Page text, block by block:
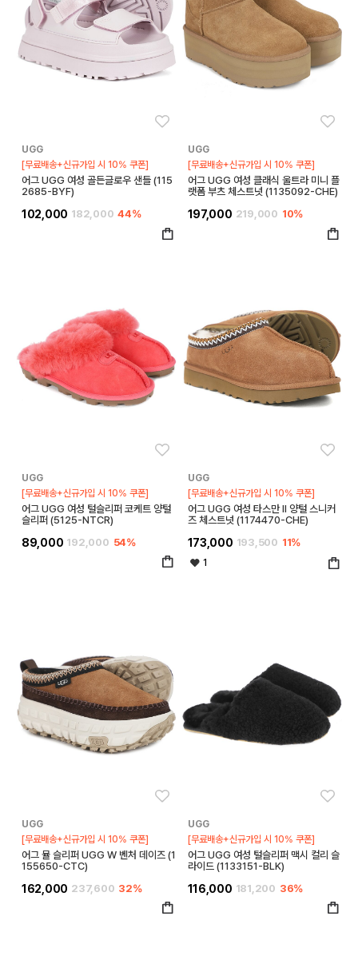
UGG
[무료배송+신규가입 시 10% 쿠폰]
어그 UGG 여성 골든글로우 샌들 (115
2685-BYF)
102,000 182,000 44%
UGG
[무료배송+신규가입 시 10% 쿠폰]
어그 UGG 여성 클래식 울트라 미니 플
랫폼 부츠 체스트넛 (1135092-CHE)
197,000 219,000 10%
UGG
[무료배송+신규가입 시 10% 쿠폰]
어그 UGG 여성 털슬리퍼 코케트 양털
슬리퍼 (5125-NTCR)
89,000 192,000 54%
UGG
[무료배송+신규가입 시 10% 쿠폰]
어그 UGG 여성 타스만 II 양털 스니커
즈 체스트넛 (1174470-CHE)
173,000 193,500 11%
1
UGG
[무료배송+신규가입 시 10% 쿠폰]
어그 뮬 슬리퍼 UGG W 벤처 데이즈 (1
155650-CTC)
162,000 237,600 32%
UGG
[무료배송+신규가입 시 10% 쿠폰]
어그 UGG 여성 털슬리퍼 맥시 컬리 슬
라이드 (1133151-BLK)
116,000 181,200 36%